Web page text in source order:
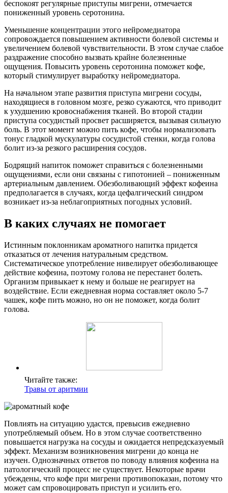
беспокоят регулярные приступы мигрени, отмечается
пониженный уровень серотонина.
Уменьшение концентрации этого нейромедиатора
сопровождается повышением активности болевой системы и
увеличением болевой чувствительности. В этом случае слабое
раздражение способно вызвать крайне болезненные
ощущения. Повысить уровень серотонина поможет кофе,
который стимулирует выработку нейромедиатора.
На начальном этапе развития приступа мигрени сосуды,
находящиеся в головном мозге, резко сужаются, что приводит
к ухудшению кровоснабжения тканей. Во второй стадии
приступа сосудистый просвет расширяется, вызывая сильную
боль. В этот момент можно пить кофе, чтобы нормализовать
тонус гладкой мускулатуры сосудистой стенки, когда голова
болит из-за резкого расширения сосудов.
Бодрящий напиток поможет справиться с болезненными
ощущениями, если они связаны с гипотонией – пониженным
артериальным давлением. Обезболивающий эффект кофеина
предполагается в случаях, когда цефалгический синдром
возникает из-за неблагоприятных погодных условий.
В каких случаях не помогает
Истинным поклонникам ароматного напитка придется
отказаться от лечения натуральным средством.
Систематическое употребление нивелирует обезболивающее
действие кофеина, поэтому голова не перестанет болеть.
Организм привыкает к нему и больше не реагирует на
воздействие. Если ежедневная норма составляет около 5-7
чашек, кофе пить можно, но он не поможет, когда болит
голова.
Читайте также:
Травы от аритмии
Повлиять на ситуацию удастся, превысив ежедневно
употребляемый объем. Но в этом случае соответственно
повышается нагрузка на сосуды и ожидается непредсказуемый
эффект. Механизм возникновения мигрени до конца не
изучен. Однозначных ответов по поводу влияния кофеина на
патологический процесс не существует. Некоторые врачи
убеждены, что кофе при мигрени противопоказан, потому что
может сам спровоцировать приступ и усилить его.